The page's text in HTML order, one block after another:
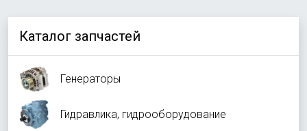
Каталог запчастей
Генераторы
Гидравлика, гидрооборудование